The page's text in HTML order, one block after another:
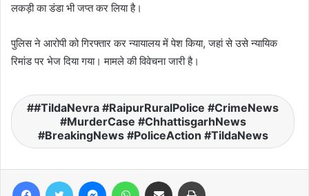
लकड़ी का डंडा भी जप्त कर लिया है।
पुलिस ने आरोपी को गिरफ्तार कर न्यायालय में पेश किया, जहां से उसे न्यायिक
रिमांड पर भेज दिया गया। मामले की विवेचना जारी है।
#TildaNevra #RaipurRuralPolice #CrimeNews
#MurderCase #ChhattisgarhNews
#BreakingNews #PoliceAction #TildaNews
FacebookTwitter MessengerWhatsAppShare via Email